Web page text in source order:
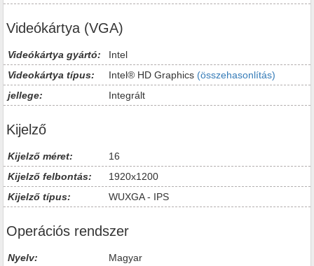
Videókártya (VGA)
Videókártya gyártó:
Intel
Videokártya típus:
Intel® HD Graphics (összehasonlítás)
jellege:
Integrált
Kijelző
Kijelző méret:
16
Kijelző felbontás:
1920x1200
Kijelző típus:
WUXGA - IPS
Operációs rendszer
Nyelv:
Magyar